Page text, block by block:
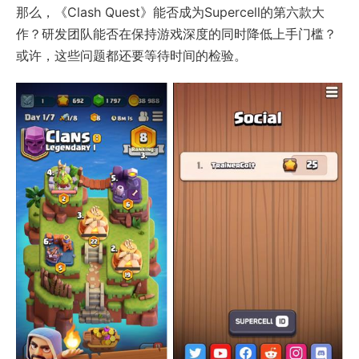
那么，《Clash Quest》能否成为Supercell的第六款大
作？研发团队能否在保持游戏深度的同时降低上手门槛？
或许，这些问题都还要等待时间的检验。